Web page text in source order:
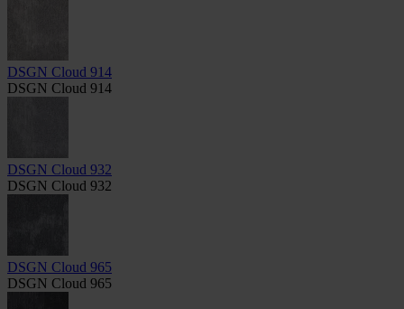
DSGN Cloud 914
DSGN Cloud 914
DSGN Cloud 932
DSGN Cloud 932
DSGN Cloud 965
DSGN Cloud 965